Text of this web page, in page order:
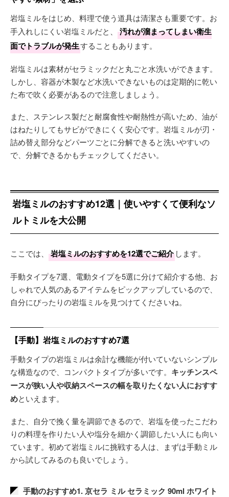
岩塩ミルをはじめ、料理で使う道具は清潔さも重要です。お
手入れしにくい岩塩ミルだと、
汚れが溜まってしまい衛生
面でトラブルが発生することもあります。
岩塩ミルは素材がセラミックだと丸ごと水洗いができます。
しかし、容器が木製など水洗いできないものは定期的に乾い
た布で吹く必要があるので注意しましょう。
また、ステンレス製だと耐腐食性や耐熱性が高いため、油が
はねたりしてもサビができにくく安心です。岩塩ミルが刃・
詰め替え部分などパーツごとに分解できると洗いやすいの
で、分解できるかもチェックしてください。
岩塩ミルのおすすめ12選｜使いやすくて便利なソ
ルトミルを大公開
ここでは、 岩塩ミルのおすすめを12選でご紹介 します。
手動タイプを7選、電動タイプを5選に分けて紹介する他、お
しゃれで人気のあるアイテムをピックアップしているので、
自分にぴったりの岩塩ミルを見つけてくださいね。
【手動】岩塩ミルのおすすめ7選
手動タイプの岩塩ミルは余計な機能が付いていないシンプル
な構造なので、コンパクトタイプが多いです。 キッチンスペ
ースが狭い人や収納スペースの幅を取りたくない人におすす
めといえます。
また、自分で挽く量を調節できるので、岩塩を使ったこだわ
りの料理を作りたい人や塩分を細かく調節したい人にも向い
ています。初めて岩塩ミルに挑戦する人は、まずは手動ミル
から試してみるのも良いでしょう。
手動のおすすめ1. 京セラ ミル セラミック 90ml ホワイト